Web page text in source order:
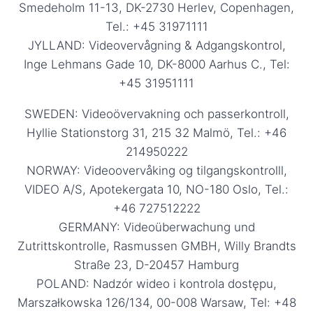
Smedeholm 11-13, DK-2730 Herlev, Copenhagen,
Tel.: +45 31971111
JYLLAND: Videovervågning & Adgangskontrol,
Inge Lehmans Gade 10, DK-8000 Aarhus C., Tel:
+45 31951111
SWEDEN: Videoövervakning och passerkontroll,
Hyllie Stationstorg 31, 215 32 Malmö, Tel.: +46
214950222
NORWAY: Videoovervåking og tilgangskontrolll,
VIDEO A/S, Apotekergata 10, NO-180 Oslo, Tel.:
+46 727512222
GERMANY: Videoüberwachung und
Zutrittskontrolle, Rasmussen GMBH, Willy Brandts
Straße 23, D-20457 Hamburg
POLAND: Nadzór wideo i kontrola dostępu,
Marszałkowska 126/134, 00-008 Warsaw, Tel: +48